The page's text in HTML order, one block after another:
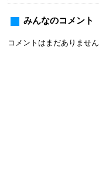
みんなのコメント
コメントはまだありません